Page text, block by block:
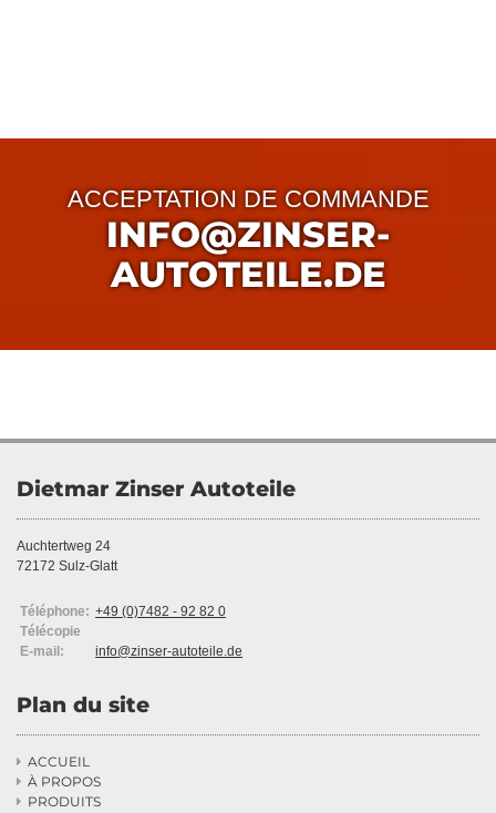
ACCEPTATION DE COMMANDE
INFO@ZINSER-
AUTOTEILE.DE
Dietmar Zinser Autoteile
Auchtertweg 24
72172 Sulz-Glatt
Téléphone: +49 (0)7482 - 92 82 0
Télécopie
E-mail:
info@zinser-autoteile.de
Plan du site
 ACCUEIL
 À PROPOS
 PRODUITS